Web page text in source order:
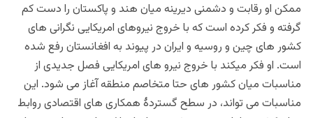
ممکن او رقابت و دشمنی دیرینه میان هند و پاکستان را دست کم
گرفته و فکر کرده است که با خروج نیروهای امریکایی نگرانی های
کشور های چین و روسیه و ایران در پیوند به افغانستان رفع شده
است. او فکر میکند با خروج نیرو های امریکایی فصل جدیدی از
مناسبات میان کشور های حتا متخاصم منطقه آغاز می شود. این
مناسبات می تواند، در سطح گستردۀ همکاری های اقتصادی روابط